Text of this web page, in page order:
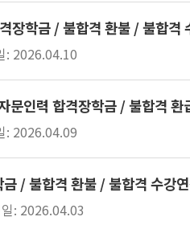
학금 / 불합격 환불 / 불합격
: 2026.04.10
인력 합격장학금 / 불합격 환
: 2026.04.09
/ 불합격 환불 / 불합격 수강
: 2026.04.03